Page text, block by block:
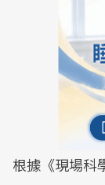
根據《現場科